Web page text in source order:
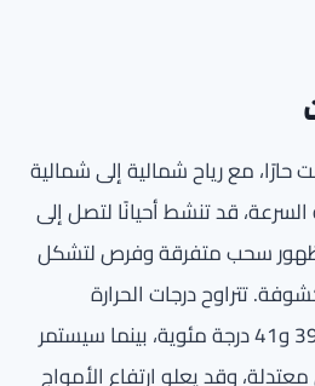
حارًا، مع رياح شمالية إلى شمالية
قد تنشط أحيانًا لتصل إلى
ظهور سحب متفرقة وفرص لتشكل
تتراوح درجات الحرارة
العظمى المتوقعة بين 39 و41 درجة مئوية، بينما سيستمر
وقد يعلو ارتفاع الأمواج